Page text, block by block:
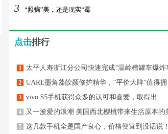
3 “照骗”美，还是现实“霉
点击排行
1 太平人寿浙江分公司快速完成“温岭槽罐车爆炸
2 UARE墨角藻皎颜修护精华，“平价大牌”值得拥
3 vivo S5手机获得众多的认可和喜爱，取得出
4 又一波爱的浪潮 美国西北樱桃带来生活原本的
5 这几款手机全是国产良心，价格便宜到没话说！